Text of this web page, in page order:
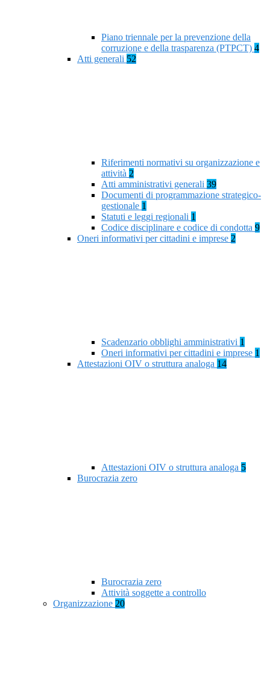
Piano triennale per la prevenzione della
corruzione e della trasparenza (PTPCT) 4
Atti generali 52
Riferimenti normativi su organizzazione e
attività 2
Atti amministrativi generali 39
Documenti di programmazione strategico-
gestionale 1
Statuti e leggi regionali 1
Codice disciplinare e codice di condotta 9
Oneri informativi per cittadini e imprese 2
Scadenzario obblighi amministrativi 1
Oneri informativi per cittadini e imprese 1
Attestazioni OIV o struttura analoga 14
Attestazioni OIV o struttura analoga 5
Burocrazia zero
Burocrazia zero
Attività soggette a controllo
Organizzazione 20